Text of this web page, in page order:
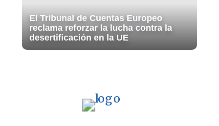
El Tribunal de Cuentas Europeo
reclama reforzar la lucha contra la
desertificación en la UE